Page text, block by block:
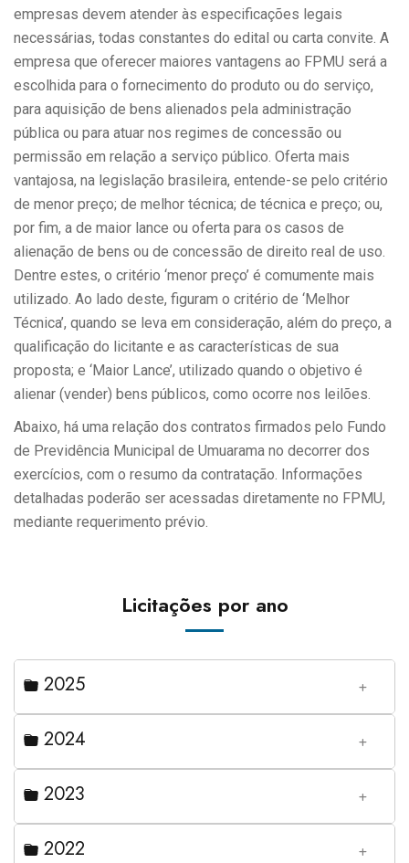
empresas devem atender às especificações legais
necessárias, todas constantes do edital ou carta convite. A
empresa que oferecer maiores vantagens ao FPMU será a
escolhida para o fornecimento do produto ou do serviço,
para aquisição de bens alienados pela administração
pública ou para atuar nos regimes de concessão ou
permissão em relação a serviço público. Oferta mais
vantajosa, na legislação brasileira, entende-se pelo critério
de menor preço; de melhor técnica; de técnica e preço; ou,
por fim, a de maior lance ou oferta para os casos de
alienação de bens ou de concessão de direito real de uso.
Dentre estes, o critério ‘menor preço’ é comumente mais
utilizado. Ao lado deste, figuram o critério de ‘Melhor
Técnica’, quando se leva em consideração, além do preço, a
qualificação do licitante e as características de sua
proposta; e ‘Maior Lance’, utilizado quando o objetivo é
alienar (vender) bens públicos, como ocorre nos leilões.
Abaixo, há uma relação dos contratos firmados pelo Fundo
de Previdência Municipal de Umuarama no decorrer dos
exercícios, com o resumo da contratação. Informações
detalhadas poderão ser acessadas diretamente no FPMU,
mediante requerimento prévio.
Licitações por ano
2025
2024
2023
2022